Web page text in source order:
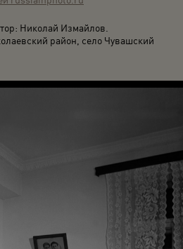
Николай Измайлов.
район, село Чувашский